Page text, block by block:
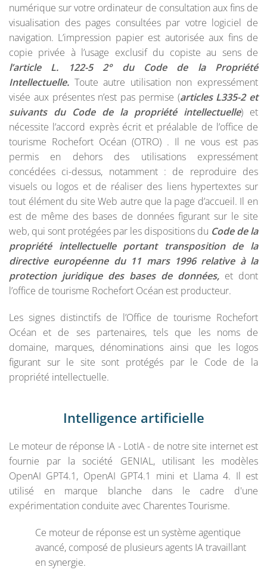
numérique sur votre ordinateur de consultation aux fins de
visualisation des pages consultées par votre logiciel de
navigation. L’impression papier est autorisée aux fins de
copie privée à l’usage exclusif du copiste au sens de
l’article L. 122-5 2° du Code de la Propriété
Intellectuelle. Toute autre utilisation non expressément
visée aux présentes n’est pas permise (articles L335-2 et
suivants du Code de la propriété intellectuelle) et
nécessite l’accord exprès écrit et préalable de l’office de
tourisme Rochefort Océan (OTRO) . Il ne vous est pas
permis en dehors des utilisations expressément
concédées ci-dessus, notamment : de reproduire des
visuels ou logos et de réaliser des liens hypertextes sur
tout élément du site Web autre que la page d’accueil. Il en
est de même des bases de données figurant sur le site
web, qui sont protégées par les dispositions du Code de la
propriété intellectuelle portant transposition de la
directive européenne du 11 mars 1996 relative à la
protection juridique des bases de données, et dont
l’office de tourisme Rochefort Océan est producteur.
Les signes distinctifs de l’Office de tourisme Rochefort
Océan et de ses partenaires, tels que les noms de
domaine, marques, dénominations ainsi que les logos
figurant sur le site sont protégés par le Code de la
propriété intellectuelle.
Intelligence artificielle
Le moteur de réponse IA - LotIA - de notre site internet est
fournie par la société GENIAL, utilisant les modèles
OpenAI GPT4.1, OpenAI GPT4.1 mini et Llama 4. Il est
utilisé en marque blanche dans le cadre d'une
expérimentation conduite avec Charentes Tourisme.
Ce moteur de réponse est un système agentique
avancé, composé de plusieurs agents IA travaillant
en synergie.